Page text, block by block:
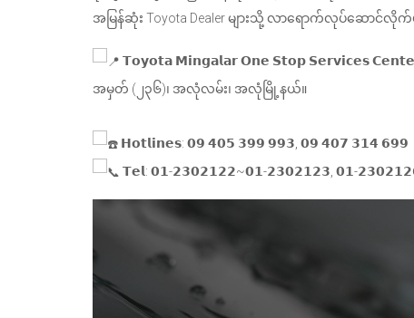
အမြန်ဆုံး Toyota Dealer များသို့ လာရောက်လုပ်ဆောင်လိုက်ပ
𝗧𝗼𝘆𝗼𝘁𝗮 𝗠𝗶𝗻𝗴𝗮𝗹𝗮𝗿 𝗢𝗻𝗲 𝗦𝘁𝗼𝗽 𝗦𝗲𝗿𝘃𝗶𝗰𝗲𝘀
‎အမှတ် (၂၃၆)၊ အလုံလမ်း၊ အလုံမြို့နယ်။
𝗛𝗼𝘁𝗹𝗶𝗻𝗲𝘀: 𝟬𝟵 𝟰𝟬𝟱 𝟯𝟵𝟵 𝟵𝟵𝟯, 𝟬𝟵 𝟰𝟬𝟳 𝟯𝟭𝟰 𝟲𝟵𝟵
𝗧𝗲𝗹: 𝟬𝟭-𝟮𝟯𝟬𝟮𝟭𝟮𝟮~𝟬𝟭-𝟮𝟯𝟬𝟮𝟭𝟮𝟯, 𝟬𝟭-